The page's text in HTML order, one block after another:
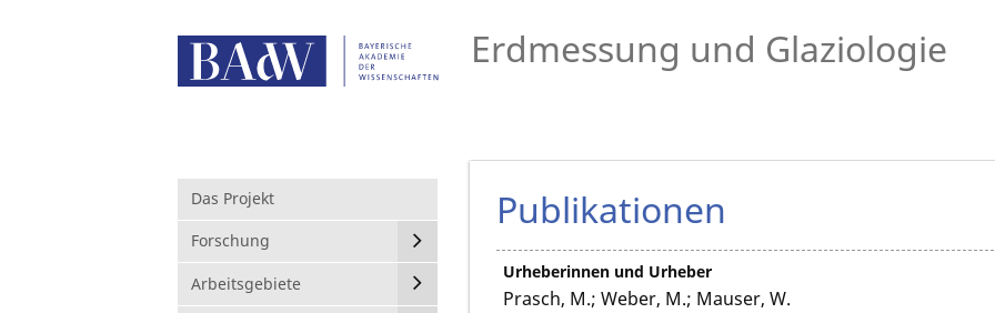
Erdmessung und Glaziologie
Das Projekt
Forschung
Arbeitsgebiete
Publikationen
Urheberinnen und Urheber
Prasch, M.; Weber, M.; Mauser, W.